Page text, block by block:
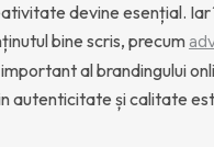
devine esențial.
bine scris, precum
al brandingului
autenticitate și calitate